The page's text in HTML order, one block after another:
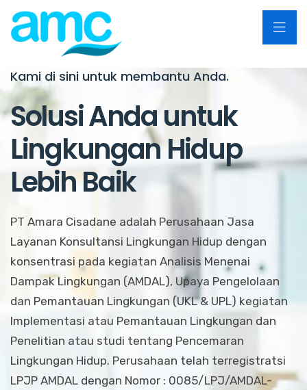
Kami di sini untuk membantu Anda.
Solusi Anda untuk
Lingkungan Hidup
Lebih Baik
PT Amara Cisadane adalah Perusahaan Jasa
Layanan Konsultansi Lingkungan Hidup dengan
konsentrasi pada kegiatan Analisis Menenai
Dampak Lingkungan (AMDAL), Upaya Pengelolaan
dan Pemantauan Lingkungan (UKL & UPL) kegiatan
Implementasi atau Pemantauan Lingkungan dan
Penelitian atau studi tentang Pencemaran
Lingkungan Hidup. Perusahaan telah terregistratsi
LPJP AMDAL dengan Nomor : 0085/LPJ/AMDAL-